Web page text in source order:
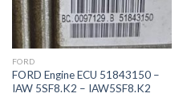
FORD
FORD Engine ECU 51843150 –
IAW 5SF8.K2 – IAW5SF8.K2